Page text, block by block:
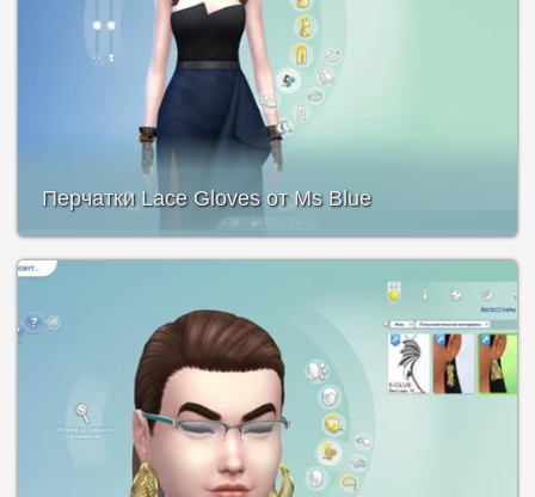
Перчатки Lace Gloves от Ms Blue